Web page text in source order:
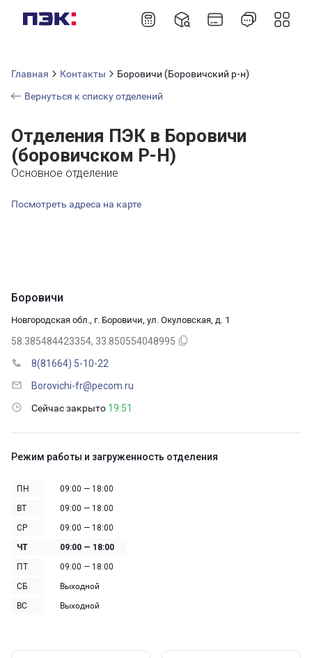
Главная Контакты
Боровичи (Боровичский р-н)
Вернуться к списку отделений
Отделения ПЭК в Боровичи
(боровичском Р-Н)
Основное отделение
Посмотреть адреса на карте
Боровичи
Новгородская обл., г. Боровичи, ул. Окуловская, д. 1
58.385484423354, 33.850554048995
8(81664) 5-10-22
Borovichi-fr@pecom.ru
Сейчас закрыто 19:51
Режим работы и загруженность отделения
ПН
09:00 — 18:00
ВТ
09:00 — 18:00
СР
09:00 — 18:00
ЧТ
09:00 — 18:00
ПТ
09:00 — 18:00
СБ
Выходной
ВС
Выходной